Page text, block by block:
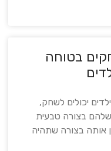
בטוחה
יכולים לשחק,
בצורה טבעית
אותה בצורה שתהיה